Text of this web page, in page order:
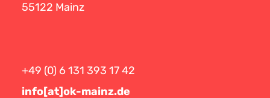
55122 Mainz
+49 (0) 6 131 393 17 42
info[at]ok-mainz.de